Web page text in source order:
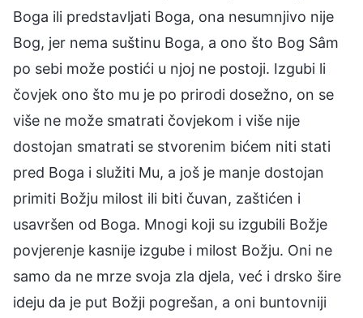
Boga ili predstavljati Boga, ona nesumnjivo nije
Bog, jer nema suštinu Boga, a ono što Bog Sâm
po sebi može postići u njoj ne postoji. Izgubi li
čovjek ono što mu je po prirodi dosežno, on se
više ne može smatrati čovjekom i više nije
dostojan smatrati se stvorenim bićem niti stati
pred Boga i služiti Mu, a još je manje dostojan
primiti Božju milost ili biti čuvan, zaštićen i
usavršen od Boga. Mnogi koji su izgubili Božje
povjerenje kasnije izgube i milost Božju. Oni ne
samo da ne mrze svoja zla djela, već i drsko šire
ideju da je put Božji pogrešan, a oni buntovniji